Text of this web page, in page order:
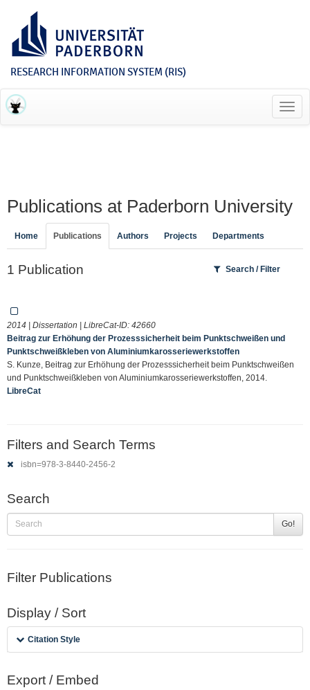
RESEARCH INFORMATION SYSTEM (RIS)
Publications at Paderborn University
Home Publications Authors Projects Departments
1 Publication Search / Filter
2014 | Dissertation | LibreCat-ID: 42660
Beitrag zur Erhöhung der Prozesssicherheit beim Punktschweißen und
Punktschweißkleben von Aluminiumkarosseriewerkstoffen
S. Kunze, Beitrag zur Erhöhung der Prozesssicherheit beim Punktschweißen
und Punktschweißkleben von Aluminiumkarosseriewerkstoffen, 2014.
LibreCat
Filters and Search Terms
isbn=978-3-8440-2456-2
Search
Go!
Filter Publications
Display / Sort
Citation Style
Export / Embed